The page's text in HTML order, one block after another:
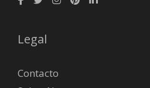
Legal
Contacto